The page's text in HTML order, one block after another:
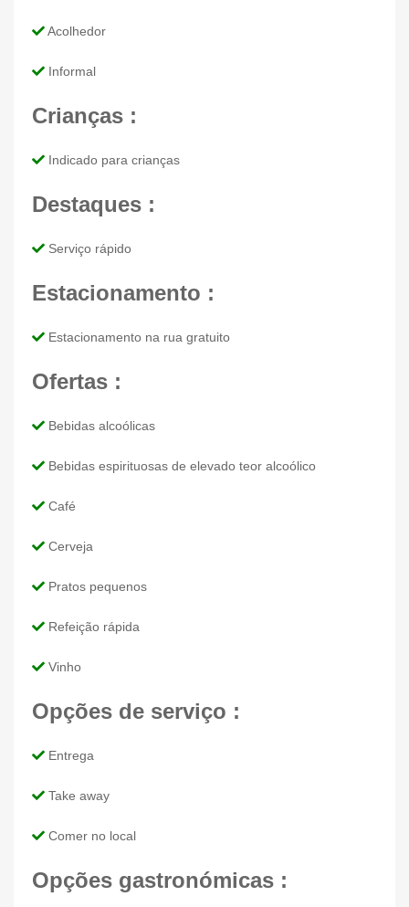
Acolhedor
Informal
Crianças :
Indicado para crianças
Destaques :
Serviço rápido
Estacionamento :
Estacionamento na rua gratuito
Ofertas :
Bebidas alcoólicas
Bebidas espirituosas de elevado teor alcoólico
Café
Cerveja
Pratos pequenos
Refeição rápida
Vinho
Opções de serviço :
Entrega
Take away
Comer no local
Opções gastronómicas :